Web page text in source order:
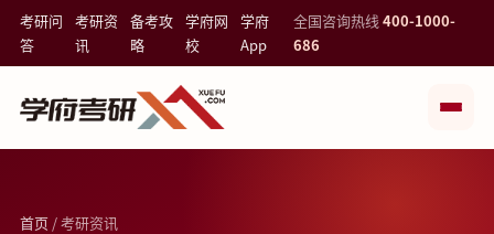
考研问
答
考研资
讯
备考攻
略
学府网
校
学府
App
全国咨询热线400-1000-
686
首页/ 考研资讯